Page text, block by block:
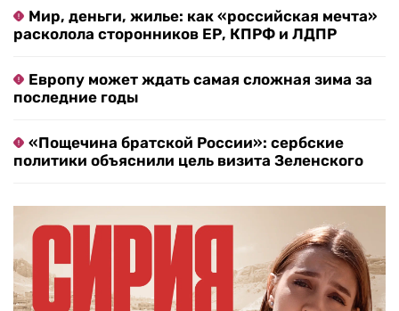
Мир, деньги, жилье: как «российская мечта»
расколола сторонников ЕР, КПРФ и ЛДПР
Европу может ждать самая сложная зима за
последние годы
«Пощечина братской России»: сербские
политики объяснили цель визита Зеленского